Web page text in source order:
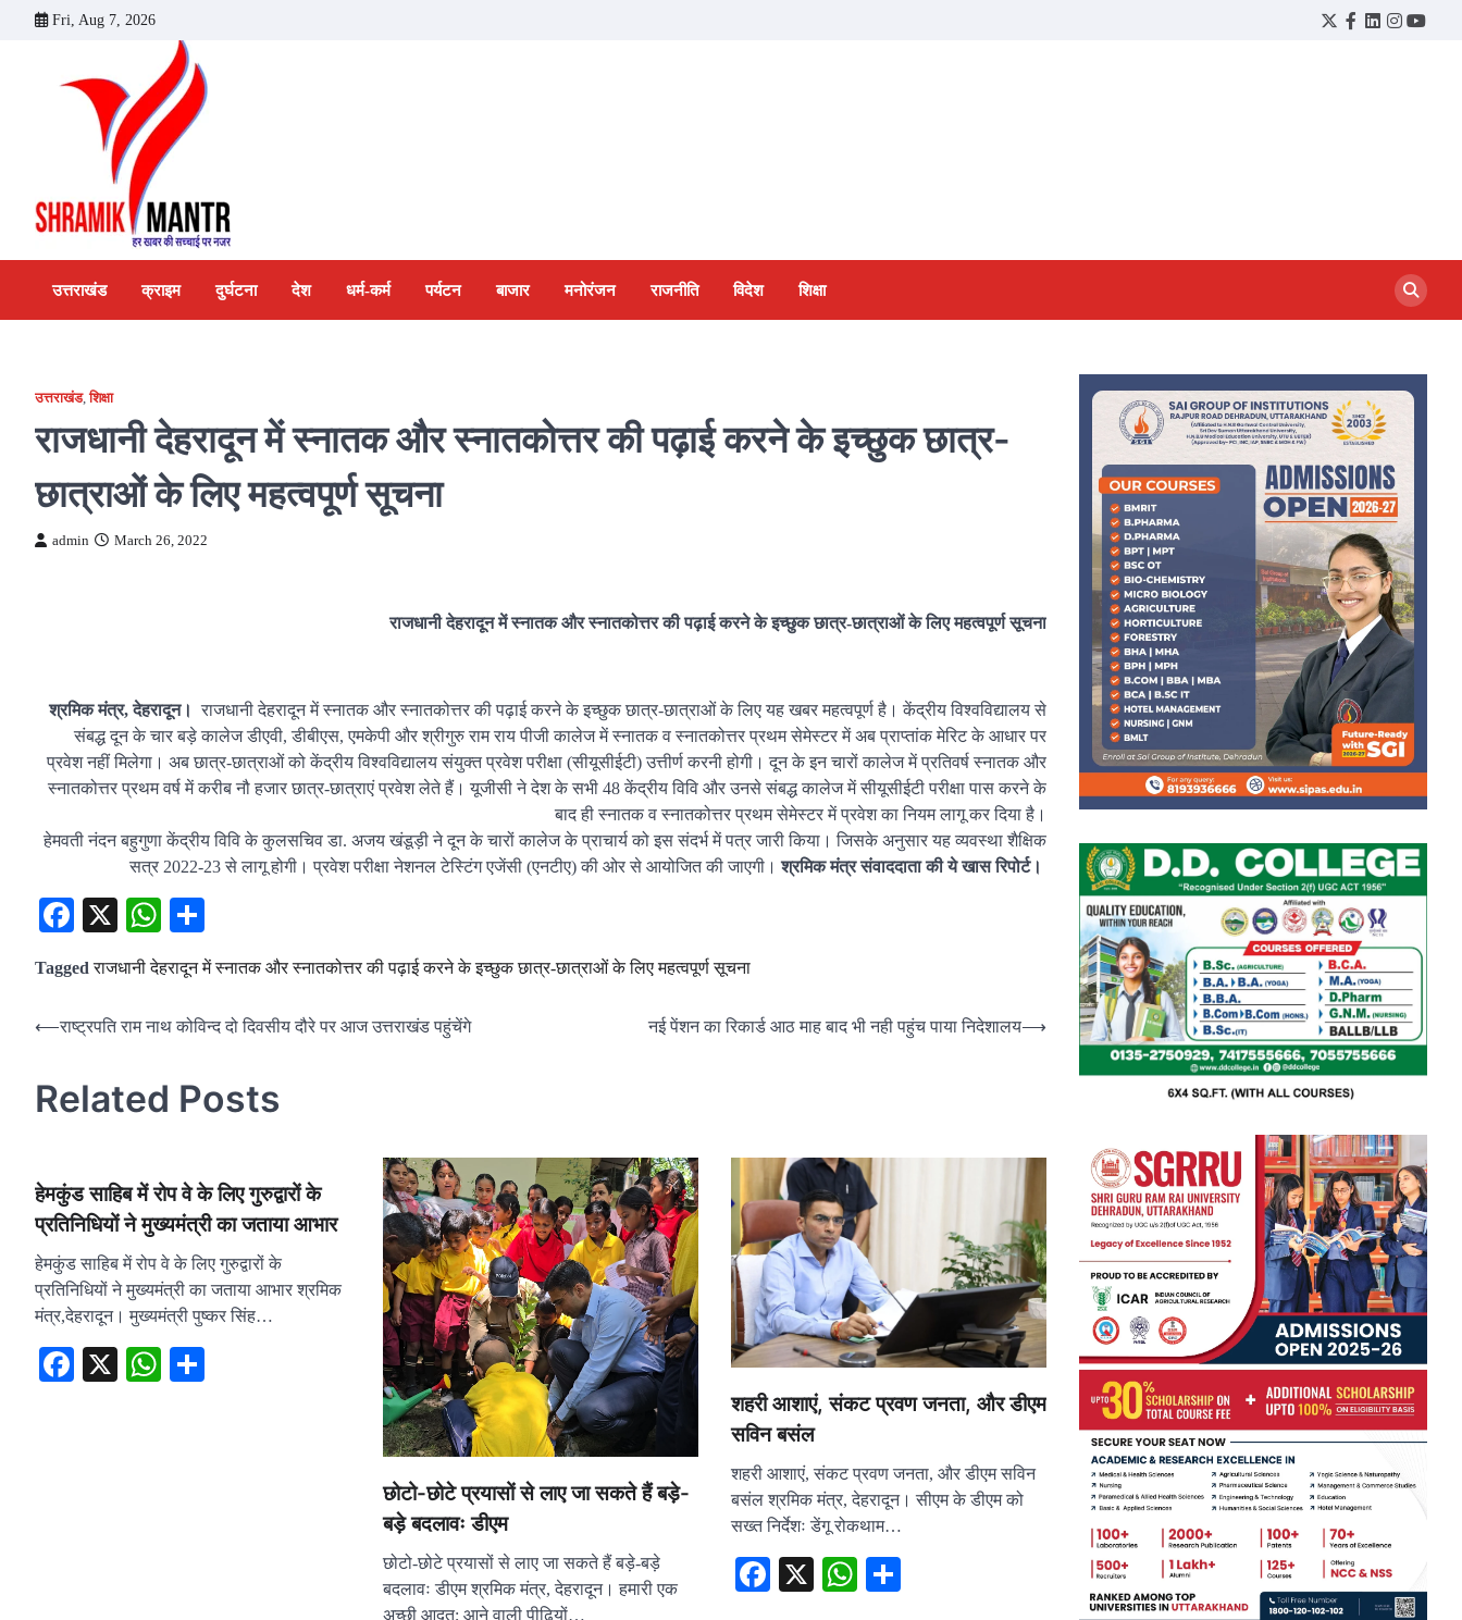
Fri, Aug 7, 2026
Twitter
Facebook
LinkedIn
Instagram
उत्तराखंड क्राइम दुर्घटना देश धर्म-कर्म पर्यटन बाजार मनोरंजन राजनीति विदेश शिक्षा
उत्तराखंड,शिक्षा
राजधानी देहरादून में स्नातक और स्नातकोत्तर की पढ़ाई करने के इच्छुक छात्र-
छात्राओं के लिए महत्वपूर्ण सूचना
admin March 26, 2022
राजधानी देहरादून में स्नातक और स्नातकोत्तर की पढ़ाई करने के इच्छुक छात्र-छात्राओं के लिए महत्वपूर्ण सूचना
श्रमिक मंत्र, देहरादून। राजधानी देहरादून में स्नातक और स्नातकोत्तर की पढ़ाई करने के इच्छुक छात्र-छात्राओं के लिए यह खबर महत्वपूर्ण है। केंद्रीय विश्वविद्यालय से
संबद्ध दून के चार बड़े कालेज डीएवी, डीबीएस, एमकेपी और श्रीगुरु राम राय पीजी कालेज में स्नातक व स्नातकोत्तर प्रथम सेमेस्टर में अब प्राप्तांक मेरिट के आधार पर
प्रवेश नहीं मिलेगा। अब छात्र-छात्राओं को केंद्रीय विश्वविद्यालय संयुक्त प्रवेश परीक्षा (सीयूसीईटी) उत्तीर्ण करनी होगी। दून के इन चारों कालेज में प्रतिवर्ष स्नातक और
स्नातकोत्तर प्रथम वर्ष में करीब नौ हजार छात्र-छात्राएं प्रवेश लेते हैं। यूजीसी ने देश के सभी 48 केंद्रीय विवि और उनसे संबद्ध कालेज में सीयूसीईटी परीक्षा पास करने के
बाद ही स्नातक व स्नातकोत्तर प्रथम सेमेस्टर में प्रवेश का नियम लागू कर दिया है।
हेमवती नंदन बहुगुणा केंद्रीय विवि के कुलसचिव डा. अजय खंडूड़ी ने दून के चारों कालेज के प्राचार्य को इस संदर्भ में पत्र जारी किया। जिसके अनुसार यह व्यवस्था शैक्षिक
सत्र 2022-23 से लागू होगी। प्रवेश परीक्षा नेशनल टेस्टिंग एजेंसी (एनटीए) की ओर से आयोजित की जाएगी।श्रमिक मंत्र संवाददाता की ये खास रिपोर्ट।
Facebook
X WhatsApp
Taggedराजधानी देहरादून में स्नातक और स्नातकोत्तर की पढ़ाई करने के इच्छुक छात्र-छात्राओं के लिए महत्वपूर्ण सूचना
Post
⟵राष्ट्रपति राम नाथ कोविन्द दो दिवसीय दौरे पर आज उत्तराखंड पहुंचेंगे नई पेंशन का रिकार्ड आठ माह बाद भी नही पहुंच पाया निदेशालय⟶
Related Posts
हेमकुंड साहिब में रोप वे के लिए गुरुद्वारों के
प्रतिनिधियों ने मुख्यमंत्री का जताया आभार
हेमकुंड साहिब में रोप वे के लिए गुरुद्वारों के
प्रतिनिधियों ने मुख्यमंत्री का जताया आभार श्रमिक
मंत्र,देहरादून। मुख्यमंत्री पुष्कर सिंह…
Facebook
X WhatsApp
छोटो-छोटे प्रयासों से लाए जा सकते हैं बड़े-
बड़े बदलावः डीएम
छोटो-छोटे प्रयासों से लाए जा सकते हैं बड़े-बड़े
बदलावः डीएम श्रमिक मंत्र, देहरादून। हमारी एक
अच्छी आदत; आने वाली पीढ़ियों…
शहरी आशाएं, संकट प्रवण जनता, और डीएम
सविन बसंल
शहरी आशाएं, संकट प्रवण जनता, और डीएम सविन
बसंल श्रमिक मंत्र, देहरादून। सीएम के डीएम को
सख्त निर्देशः डेंगू रोकथाम…
Facebook
X WhatsApp